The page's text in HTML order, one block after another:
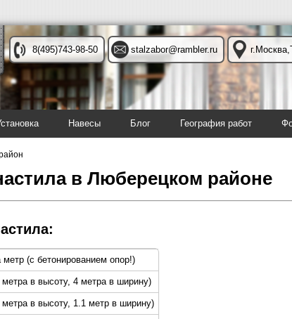
8(495)743-98-50 stalzabor@rambler.ru
Навесы Блог География работ
в Люберецком районе
метр (с бетонированием опор!)
метра в высоту, 4 метра в ширину)
метра в высоту, 1.1 метр в ширину)